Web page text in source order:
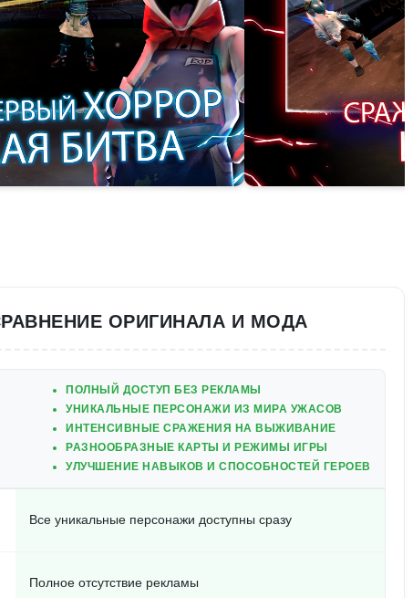
СРАВНЕНИЕ ОРИГИНАЛА И МОДА
ПОЛНЫЙ ДОСТУП БЕЗ РЕКЛАМЫ
УНИКАЛЬНЫЕ ПЕРСОНАЖИ ИЗ МИРА УЖАСОВ
ИНТЕНСИВНЫЕ СРАЖЕНИЯ НА ВЫЖИВАНИЕ
РАЗНООБРАЗНЫЕ КАРТЫ И РЕЖИМЫ ИГРЫ
УЛУЧШЕНИЕ НАВЫКОВ И СПОСОБНОСТЕЙ ГЕРОЕВ
Все уникальные персонажи доступны сразу
Полное отсутствие рекламы